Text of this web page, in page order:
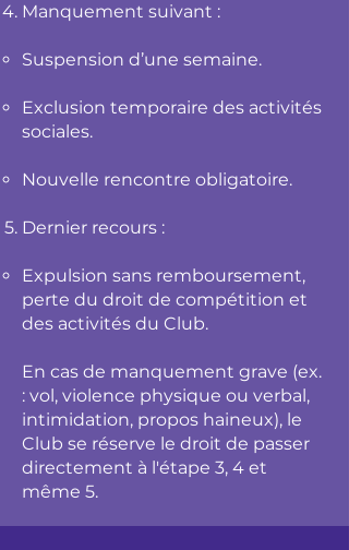
Manquement suivant :
Suspension d’une semaine.
Exclusion temporaire des activités
sociales.
Nouvelle rencontre obligatoire.
Dernier recours :
Expulsion sans remboursement,
perte du droit de compétition et
des activités du Club.
En cas de manquement grave (ex.
: vol, violence physique ou verbal,
intimidation, propos haineux), le
Club se réserve le droit de passer
directement à l'étape 3, 4 et
même 5.